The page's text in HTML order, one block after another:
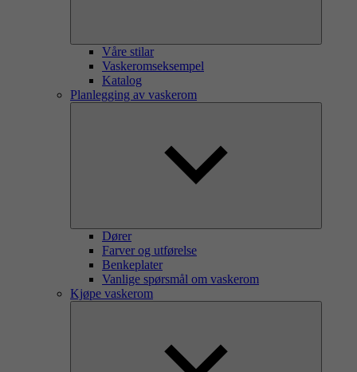
Våre stilar
Vaskeromseksempel
Katalog
Planlegging av vaskerom
Dører
Farver og utførelse
Benkeplater
Vanlige spørsmål om vaskerom
Kjøpe vaskerom